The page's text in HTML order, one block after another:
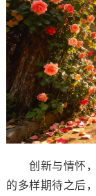
创新与情怀，
的多样期待之后